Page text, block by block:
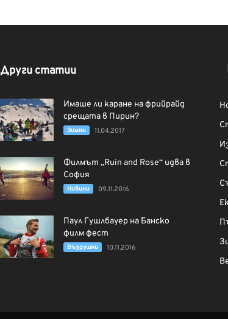
Други статии
Имаше ли каране на фрийрайд
срещата в Пирин?
Зимни 11.04.2017
Филмът „Ruin and Rose“ идва в
София
Новини 09.11.2016
Паул Гушлбауер на Банско
филм фест
Въздушни 10.11.2016